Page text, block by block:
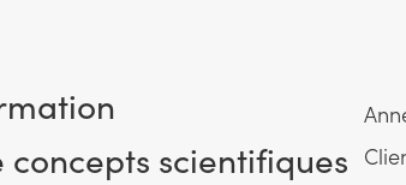
scientifiques